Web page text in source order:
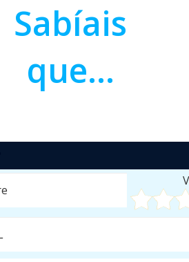
Sabíais
que...